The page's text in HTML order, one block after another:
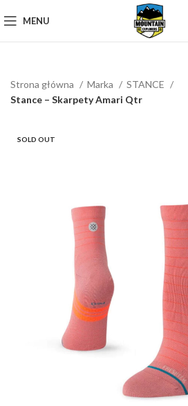
MENU
Strona główna Marka
STANCE
Stance – Skarpety Amari Qtr
SOLD OUT